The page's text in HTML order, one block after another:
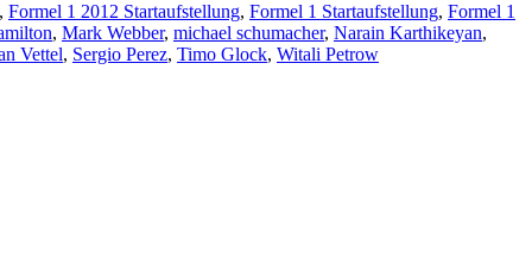
, Formel 1 2012 Startaufstellung, Formel 1 Startaufstellung, Formel 1
, Mark Webber, michael schumacher, Narain Karthikeyan,
Vettel, Sergio Perez, Timo Glock, Witali Petrow